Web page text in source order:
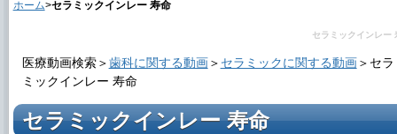
ホーム>セラミックインレー 寿命
セラミックインレー
医療動画検索＞歯科に関する動画＞ セラミックに関する動画＞ セラ
ミックインレー 寿命
セラミックインレー 寿命